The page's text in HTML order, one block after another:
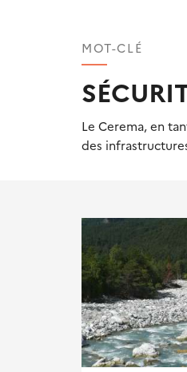
MOT-CLÉ
Le Cerema, en
des